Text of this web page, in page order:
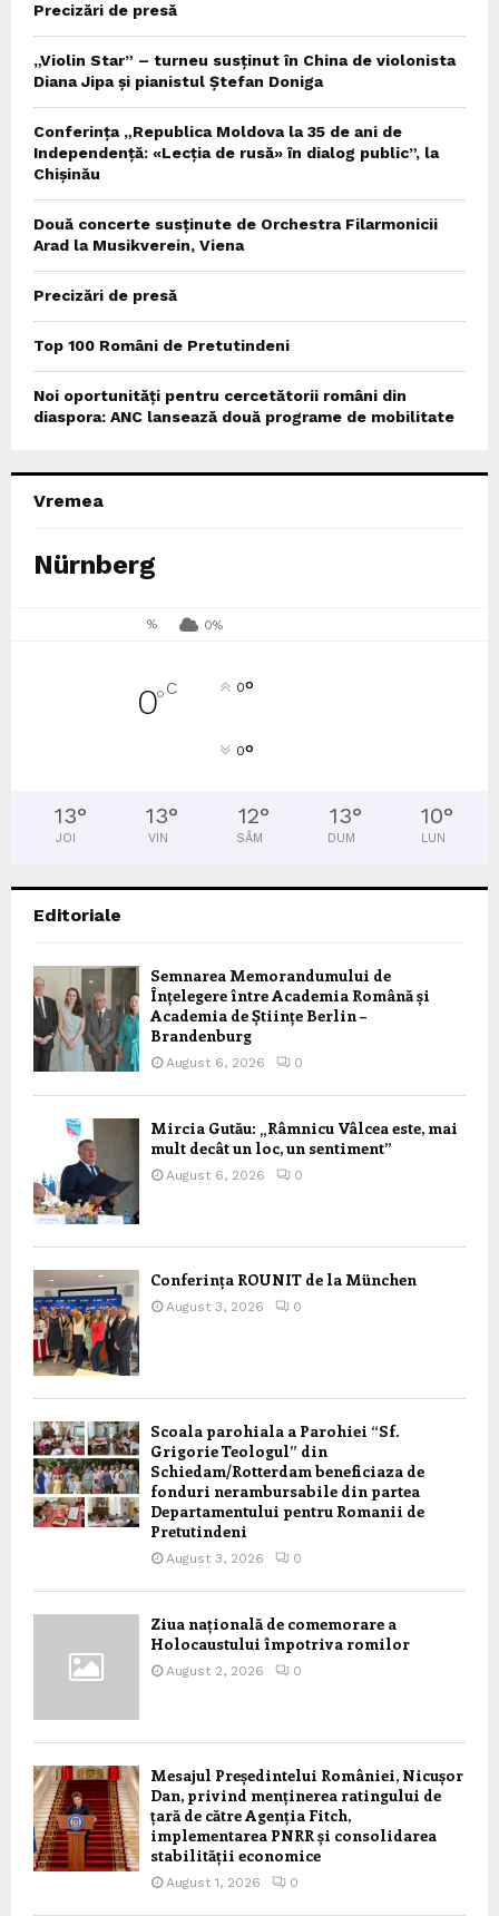
Precizări de presă
„Violin Star” – turneu susținut în China de violonista
Diana Jipa și pianistul Ștefan Doniga
Conferința „Republica Moldova la 35 de ani de
Independență: «Lecția de rusă» în dialog public”, la
Chișinău
Două concerte susținute de Orchestra Filarmonicii
Arad la Musikverein, Viena
Precizări de presă
Top 100 Români de Pretutindeni
Noi oportunități pentru cercetătorii români din
diaspora: ANC lansează două programe de mobilitate
Vremea
Nürnberg
% 0%
0°C 0°
0°
13°
JOI
13°
VIN
12°
SÂM
13°
DUM
10°
LUN
Editoriale
Semnarea Memorandumului de
Înțelegere între Academia Română și
Academia de Științe Berlin –
Brandenburg
August 6, 2026 0
Mircia Gutău: „Râmnicu Vâlcea este, mai
mult decât un loc, un sentiment”
August 6, 2026 0
Conferința ROUNIT de la München
August 3, 2026 0
Scoala parohiala a Parohiei “Sf.
Grigorie Teologul” din
Schiedam/Rotterdam beneficiaza de
fonduri nerambursabile din partea
Departamentului pentru Romanii de
Pretutindeni
August 3, 2026 0
Ziua națională de comemorare a
Holocaustului împotriva romilor
August 2, 2026 0
Mesajul Președintelui României, Nicușor
Dan, privind menținerea ratingului de
țară de către Agenția Fitch,
implementarea PNRR și consolidarea
stabilității economice
August 1, 2026 0